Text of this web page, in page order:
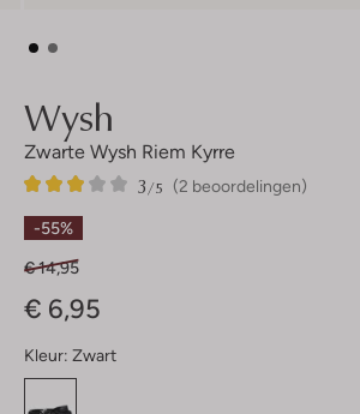
Wysh
Zwarte Wysh Riem Kyrre
(2 beoordelingen)
3/5
2
3
Sterren
-55%
€ 14,95
€ 6,95
Kleur: Zwart